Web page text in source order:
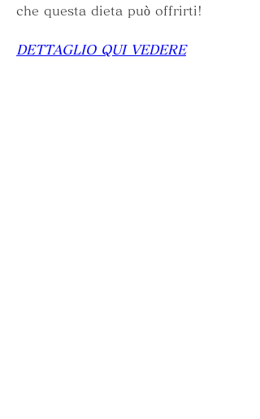
che questa dieta può offrirti!
DETTAGLIO QUI VEDERE